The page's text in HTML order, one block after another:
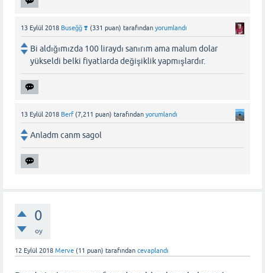
13 Eylül 2018 Buseğğ ❣️ (331 puan) tarafından yorumlandı
Bi aldığımızda 100 liraydı sanırım ama malum dolar
yükseldi belki fiyatlarda değişiklik yapmışlardır.
13 Eylül 2018 Berf (7,211 puan) tarafından yorumlandı
Anladm canm sagol
0
oy
12 Eylül 2018 Merve (11 puan) tarafından cevaplandı